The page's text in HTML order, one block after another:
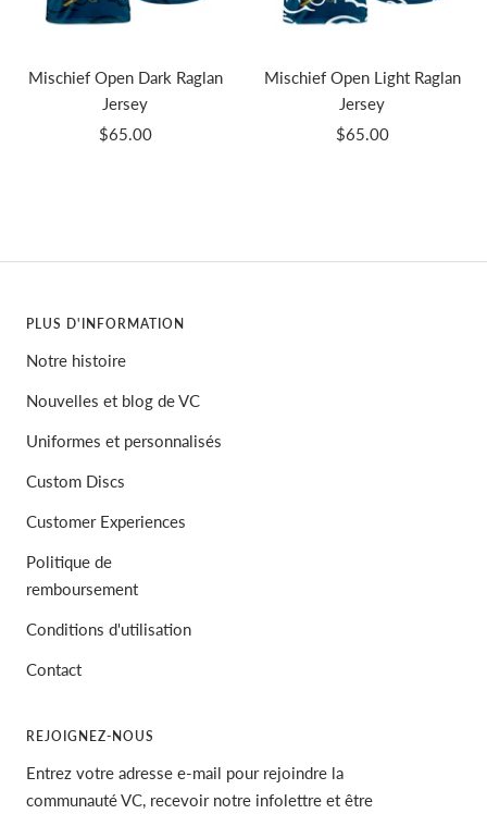
Mischief Open Dark Raglan
Jersey
Prix
$65.00
Mischief Open Light Raglan
Jersey
Prix
$65.00
PLUS D'INFORMATION
Notre histoire
Nouvelles et blog de VC
Uniformes et personnalisés
Custom Discs
Customer Experiences
Politique de
remboursement
Conditions d'utilisation
Contact
REJOIGNEZ-NOUS
Entrez votre adresse e-mail pour rejoindre la
communauté VC, recevoir notre infolettre et être